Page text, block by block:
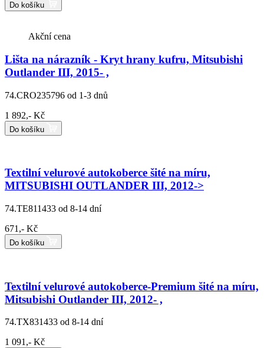
Do košíku
Akční cena
Lišta na nárazník - Kryt hrany kufru, Mitsubishi
Outlander III, 2015- ,
74.CRO235796 od 1-3 dnů
1 892,- Kč
Do košíku
Textilní velurové autokoberce šité na míru,
MITSUBISHI OUTLANDER III, 2012->
74.TE811433 od 8-14 dní
671,- Kč
Do košíku
Textilní velurové autokoberce-Premium šité na míru,
Mitsubishi Outlander III, 2012- ,
74.TX831433 od 8-14 dní
1 091,- Kč